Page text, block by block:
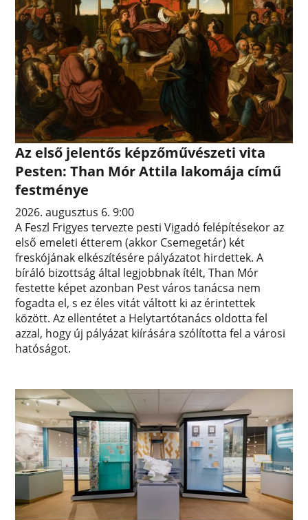
Az első jelentős képzőművészeti vita
Pesten: Than Mór Attila lakomája című
festménye
2026. augusztus 6. 9:00
A Feszl Frigyes tervezte pesti Vigadó felépítésekor az
első emeleti étterem (akkor Csemegetár) két
freskójának elkészítésére pályázatot hirdettek. A
bíráló bizottság által legjobbnak ítélt, Than Mór
festette képet azonban Pest város tanácsa nem
fogadta el, s ez éles vitát váltott ki az érintettek
között. Az ellentétet a Helytartótanács oldotta fel
azzal, hogy új pályázat kiírására szólította fel a városi
hatóságot.